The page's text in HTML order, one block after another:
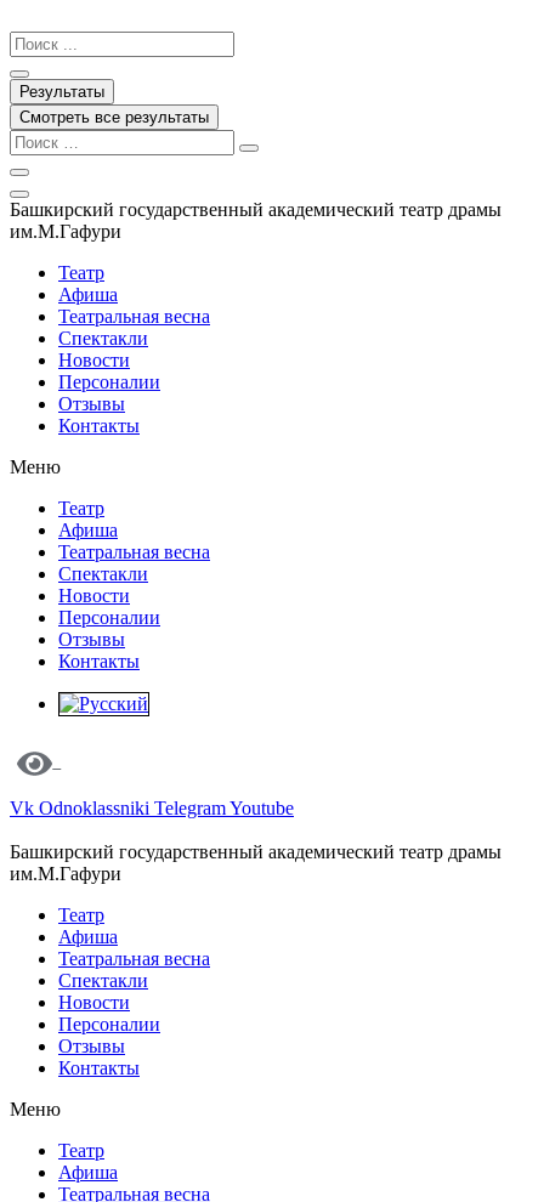
к
содержимому
Search
...
Результаты
Смотреть все результаты
Башкирский государственный академический театр драмы
им.М.Гафури
Театр
Афиша
Театральная весна
Спектакли
Новости
Персоналии
Отзывы
Контакты
Меню
Театр
Афиша
Театральная весна
Спектакли
Новости
Персоналии
Отзывы
Контакты
Vk Odnoklassniki TelegramYoutube
Башкирский государственный академический театр драмы
им.М.Гафури
Театр
Афиша
Театральная весна
Спектакли
Новости
Персоналии
Отзывы
Контакты
Меню
Театр
Афиша
Театральная весна